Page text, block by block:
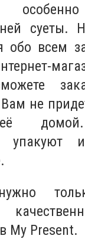
суеты.
обо всем
не
домой.
упакуют
My Present.